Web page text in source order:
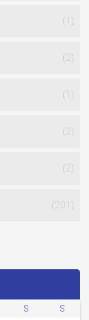
(1)
(2)
(1)
(2)
(2)
(201)
S S